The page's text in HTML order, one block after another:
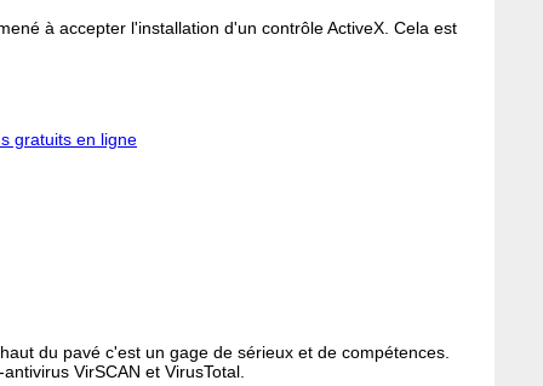
à accepter l'installation d'un contrôle ActiveX. Cela est
gratuits en ligne
du pavé c'est un gage de sérieux et de compétences.
VirSCAN et VirusTotal.